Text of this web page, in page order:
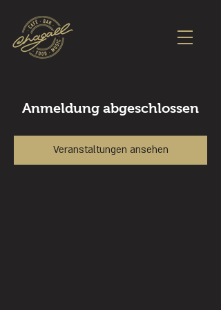
Anmeldung abgeschlossen
Veranstaltungen ansehen